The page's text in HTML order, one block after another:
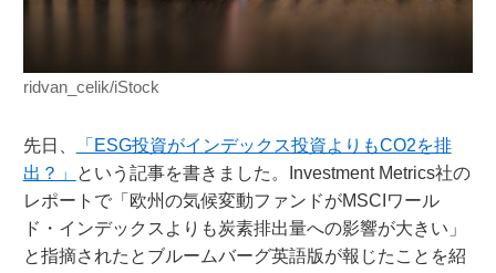
ridvan_celik/iStock
先日、
「ESG投資がインデックス投資よりもCO2を排
出？」
という記事を書きました。Investment Metrics社の
レポートで「欧州の気候変動ファンドがMSCIワール
ド・インデックスよりも炭素排出量への影響が大きい」
と指摘されたとブルームバーグ英語版が報じたことを紹